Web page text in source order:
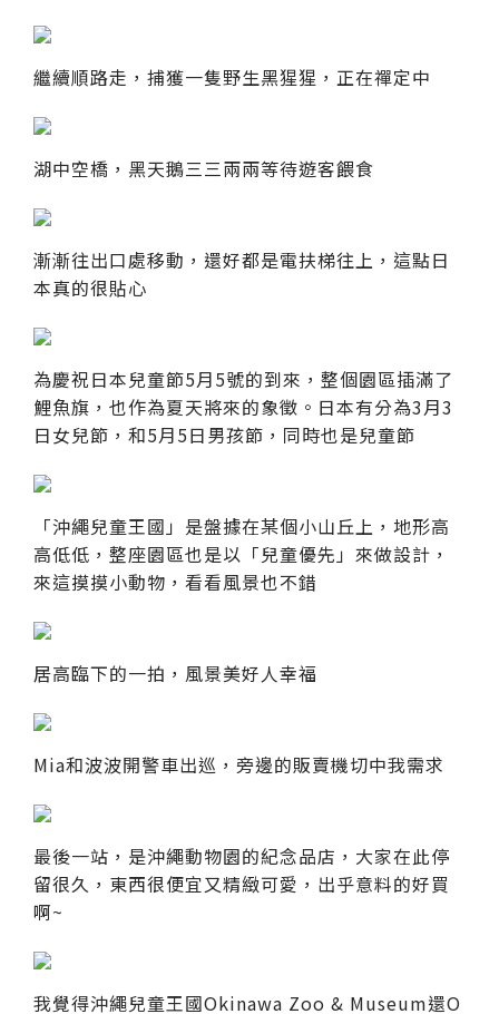
繼續順路走，捕獲一隻野生黑猩猩，正在禪定中
湖中空橋，黑天鵝三三兩兩等待遊客餵食
漸漸往出口處移動，還好都是電扶梯往上，這點日
本真的很貼心
為慶祝日本兒童節5月5號的到來，整個園區插滿了
鯉魚旗，也作為夏天將來的象徵。日本有分為3月3
日女兒節，和5月5日男孩節，同時也是兒童節
「沖繩兒童王國」是盤據在某個小山丘上，地形高
高低低，整座園區也是以「兒童優先」來做設計，
來這摸摸小動物，看看風景也不錯
居高臨下的一拍，風景美好人幸福
Mia和波波開警車出巡，旁邊的販賣機切中我需求
最後一站，是沖繩動物園的紀念品店，大家在此停
留很久，東西很便宜又精緻可愛，出乎意料的好買
啊~
我覺得沖繩兒童王國Okinawa Zoo & Museum還O